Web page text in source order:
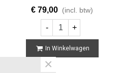
€ 79,00 (incl. btw)
- +
In Winkelwagen
×